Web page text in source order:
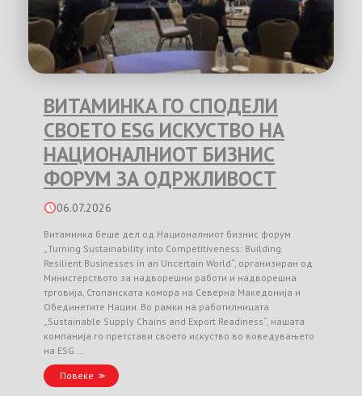
ВИТАМИНКА ГО СПОДЕЛИ
СВОЕТО ESG ИСКУСТВО НА
НАЦИОНАЛНИОТ БИЗНИС
ФОРУМ ЗА ОДРЖЛИВОСТ
06.07.2026
Витаминка беше дел од Националниот бизнис форум
„Turning Sustainability into Competitiveness: Building
Resilient Businesses in an Uncertain World“, организиран од
Министерството за надворешни работи и надворешна
трговија, Стопанската комора на Северна Македонија и
Обединетите Нации. Во рамки на работилницата
„Sustainable Supply Chains and Export Readiness“, нашата
компанија го претстави своето искуство во воведувањето
на ESG …
Повеќе